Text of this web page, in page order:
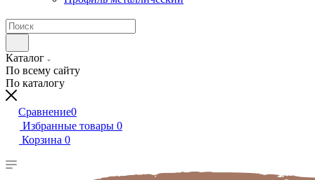
Каталог
По всему сайту
По каталогу
Сравнение0
Избранные товары 0
Корзина 0